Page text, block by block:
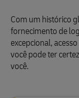
Com um histórico
fornecimento de
excepcional,
você pode ter
você.